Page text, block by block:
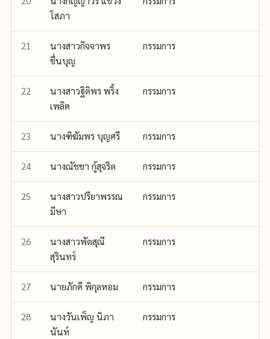
โสภา
21
นางสาวกิจจาพร
ชื่นบุญ
กรรมการ
22
นางสาวฐิติพร พริ้ง
เพลิด
กรรมการ
23 นางฑิฆัมพร บุญศรี กรรมการ
24 นางณัชชา กู้สุจริต กรรมการ
25
นางสาวปรียาพรรณ
มีษา
กรรมการ
26
นางสาวพัตสุณี
สุรินทร์
กรรมการ
27 นายภักดี พิกุลหอม กรรมการ
28
นางวันเพ็ญ นิภา
นันท์
กรรมการ